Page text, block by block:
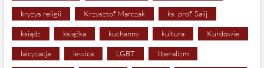
kryzys religii Krzysztof Marczak ks. prof. Salij
ksiądz książka kuchanny kultura Kurdowie
laicyzacja lewica LGBT liberalizm